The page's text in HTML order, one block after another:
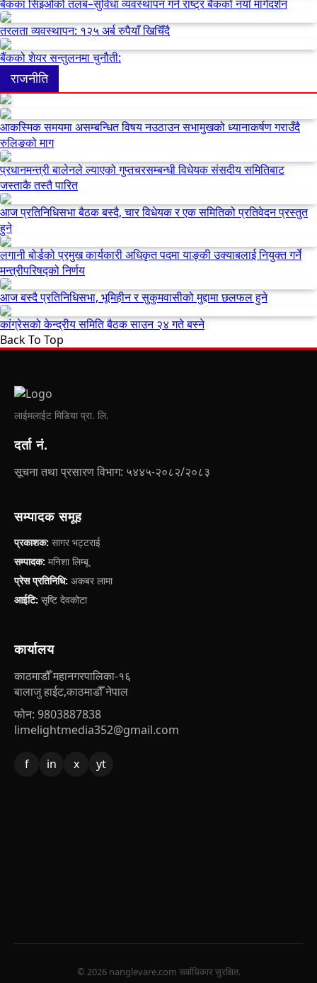
बैंकका सिइओको तलब–सुविधा व्यवस्थापन गर्न राष्ट्र बैंकको नयाँ मार्गदर्शन
तरलता व्यवस्थापन: १२५ अर्ब रुपैयाँ खिचिँदै
बैंकको शेयर सन्तुलनमा चुनौती:
राजनीति
आकस्मिक समयमा असम्बन्धित विषय नउठाउन सभामुखको ध्यानाकर्षण गराउँदै
रुलिङको माग
प्रधानमन्त्री बालेनले ल्याएको गुप्तचरसम्बन्धी विधेयक संसदीय समितिबाट
जस्ताकै तस्तै पारित
आज प्रतिनिधिसभा बैठक बस्दै, चार विधेयक र एक समितिको प्रतिवेदन प्रस्तुत
हुने
लगानी बोर्डको प्रमुख कार्यकारी अधिकृत पदमा याङ्की उक्याबलाई नियुक्त गर्ने
मन्त्रीपरिषद्को निर्णय
आज बस्दै प्रतिनिधिसभा, भूमिहीन र सुकुमवासीको मुद्दामा छलफल हुने
कांग्रेसको केन्द्रीय समिति बैठक साउन २४ गते बस्ने
Back To Top
लाईमलाईट मिडिया प्रा. लि.
दर्ता नं.
सूचना तथा प्रसारण विभाग: ५४४५-२०८२/२०८३
सम्पादक समूह
प्रकाशक: सागर भट्टराई
सम्पादक: मनिशा लिम्बू
प्रेस प्रतिनिधि: अकबर लामा
आईटि: सृष्टि देवकोटा
कार्यालय
काठमाडौँ महानगरपालिका-१६
बालाजु हाईट,काठमाडौँ नेपाल
फोन: 9803887838
limelightmedia352@gmail.com
f in x yt
© 2026 nanglevare.com सर्वाधिकार सुरक्षित.